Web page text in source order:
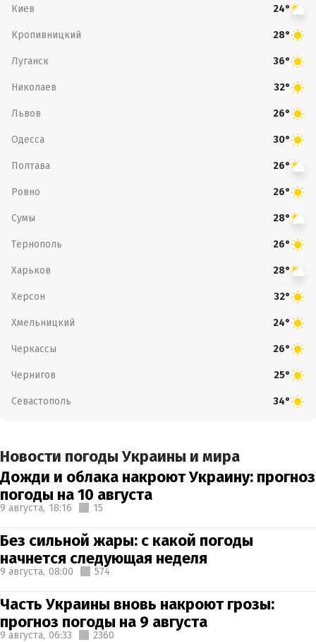
Киев 24°
Кропивницкий 28°
Луганск 36°
Николаев 32°
Львов 26°
Одесса 30°
Полтава 26°
Ровно 26°
Сумы 28°
Тернополь 26°
Харьков 28°
Херсон 32°
Хмельницкий 24°
Черкассы 26°
Чернигов 25°
Севастополь 34°
Новости погоды Украины и мира
Дожди и облака накроют Украину: прогноз
погоды на 10 августа
9 августа, 18:16 15
Без сильной жары: с какой погоды
начнется следующая неделя
9 августа, 08:00 574
Часть Украины вновь накроют грозы:
прогноз погоды на 9 августа
9 августа, 06:33 2360